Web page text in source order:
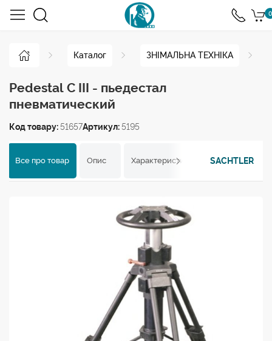
0
Каталог ЗНІМАЛЬНА ТЕХНІКА
Pedestal C III - пьедестал
пневматический
Код товару: 51657Артикул: 5195
Все про товар Опис Характеристики Відгуки
SACHTLER